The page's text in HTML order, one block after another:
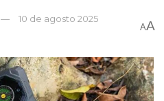
10 de agosto 2025
AA